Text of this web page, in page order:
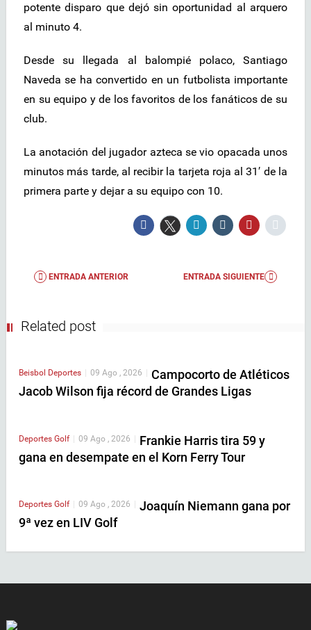
potente disparo que dejó sin oportunidad al arquero
al minuto 4.
Desde su llegada al balompié polaco, Santiago
Naveda se ha convertido en un futbolista importante
en su equipo y de los favoritos de los fanáticos de su
club.
La anotación del jugador azteca se vio opacada unos
minutos más tarde, al recibir la tarjeta roja al 31′ de la
primera parte y dejar a su equipo con 10.
ENTRADA ANTERIOR ENTRADA SIGUIENTE
Related post
Beisbol Deportes 09 Ago , 2026
Campocorto de Atléticos
Jacob Wilson fija récord de Grandes Ligas
Deportes Golf | 09 Ago , 2026 | Frankie Harris tira 59 y
gana en desempate en el Korn Ferry Tour
Deportes Golf 09 Ago , 2026
Joaquín Niemann gana por
9ª vez en LIV Golf